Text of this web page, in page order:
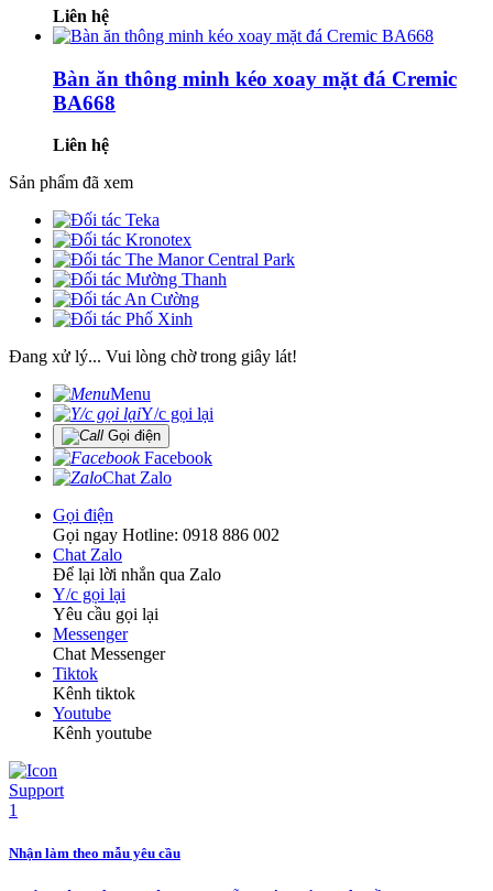
Liên hệ
Bàn ăn thông minh kéo xoay mặt đá Cremic
BA668
Liên hệ
Sản phẩm đã xem
Đang xử lý... Vui lòng chờ trong giây lát!
Menu
Y/c gọi lại
Gọi điện
Facebook
Chat Zalo
Gọi điện
Gọi ngay Hotline: 0918 886 002
Chat Zalo
Để lại lời nhắn qua Zalo
Y/c gọi lại
Yêu cầu gọi lại
Messenger
Chat Messenger
Tiktok
Kênh tiktok
Youtube
Kênh youtube
Nhận làm theo mẫu yêu cầu